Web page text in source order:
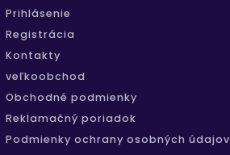
Prihlásenie
Registrácia
Kontakty
veľkoobchod
Obchodné podmienky
Reklamačný poriadok
Podmienky ochrany osobných údajov